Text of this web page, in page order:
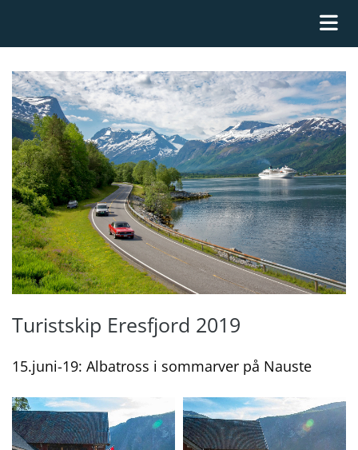
Turistskip Eresfjord 2019
15.juni-19: Albatross i sommarver på Nauste